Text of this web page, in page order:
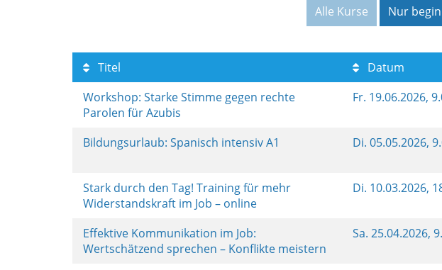
Alle Kurse Nur
Titel Datum
Workshop: Starke Stimme gegen rechte
Parolen für Azubis
Fr. 19.06.2026,
Bildungsurlaub: Spanisch intensiv A1 Di. 05.05.2026,
Stark durch den Tag! Training für mehr
Widerstandskraft im Job – online
Di. 10.03.2026,
Effektive Kommunikation im Job:
Wertschätzend sprechen – Konflikte meistern
Sa. 25.04.2026,